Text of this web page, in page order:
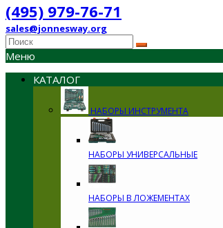
(495) 979-76-71
sales@jonnesway.org
Меню
КАТАЛОГ
НАБОРЫ ИНСТРУМЕНТА
НАБОРЫ УНИВЕРСАЛЬНЫЕ
НАБОРЫ В ЛОЖЕМЕНТАХ